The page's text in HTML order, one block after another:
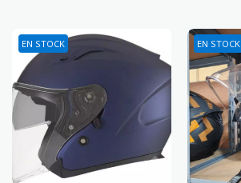
EN STOCK EN STOCK